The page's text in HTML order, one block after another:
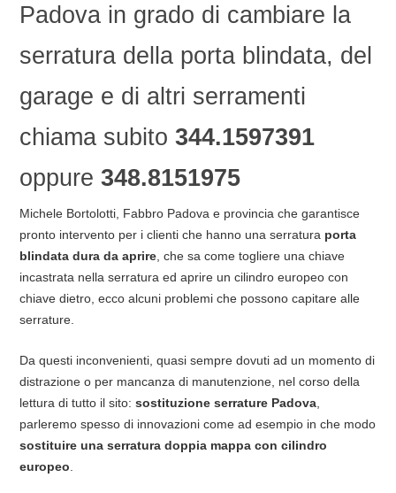
Padova in grado di cambiare la
serratura della porta blindata, del
garage e di altri serramenti
chiama subito 344.1597391
oppure 348.8151975
Michele Bortolotti, Fabbro Padova e provincia che garantisce
pronto intervento per i clienti che hanno una serratura porta
blindata dura da aprire, che sa come togliere una chiave
incastrata nella serratura ed aprire un cilindro europeo con
chiave dietro, ecco alcuni problemi che possono capitare alle
serrature.
Da questi inconvenienti, quasi sempre dovuti ad un momento di
distrazione o per mancanza di manutenzione, nel corso della
lettura di tutto il sito: sostituzione serrature Padova,
parleremo spesso di innovazioni come ad esempio in che modo
sostituire una serratura doppia mappa con cilindro
europeo